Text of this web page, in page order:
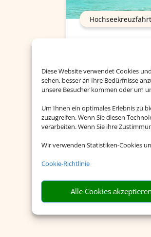
Diese Website verwendet Cookies
sehen, besser an Ihre Bedürfnisse
unsere Besucher kommen oder um
Um Ihnen ein optimales Erlebnis zu
zuzugreifen. Wenn Sie diesen
verarbeiten. Wenn Sie ihre
Wir verwenden Statistiken-Cookies
Cookie-Richtlinie
Alle Cookies akzeptieren